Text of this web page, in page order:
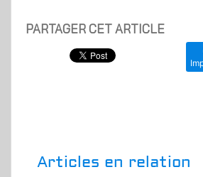
PARTAGER CET ARTICLE
Articles en relation